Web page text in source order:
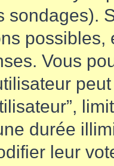
sondages).
Vous
durée
leur